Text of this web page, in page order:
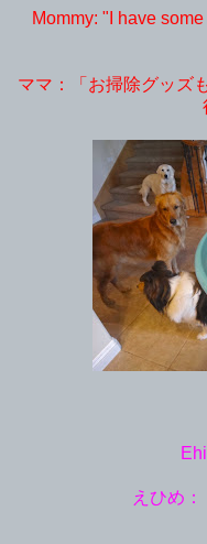
Mommy: "I have
ママ：「お掃除グッズ
えひめ：